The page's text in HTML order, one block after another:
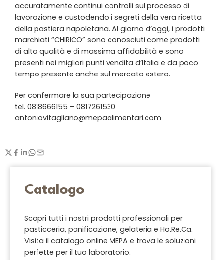
accuratamente continui controlli sul processo di
lavorazione e custodendo i segreti della vera ricetta
della pastiera napoletana. Al giorno d’oggi, i prodotti
marchiati “CHIRICO” sono conosciuti come prodotti
di alta qualità e di massima affidabilità e sono
presenti nei migliori punti vendita d’Italia e da poco
tempo presente anche sul mercato estero.
Per confermare la sua partecipazione
tel. 0818666155 – 0817261530
antoniovitagliano@mepaalimentari.com
Catalogo
Scopri tutti i nostri prodotti professionali per
pasticceria, panificazione, gelateria e Ho.Re.Ca.
Visita il catalogo online MEPA e trova le soluzioni
perfette per il tuo laboratorio.